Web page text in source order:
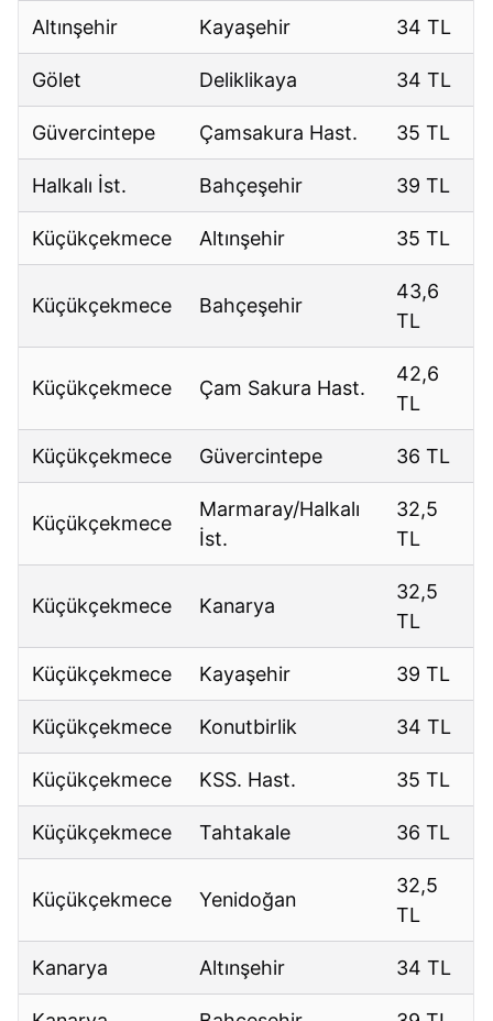
Altınşehir Kayaşehir 34 TL
Gölet Deliklikaya 34 TL
Güvercintepe Çamsakura Hast. 35 TL
Halkalı İst. Bahçeşehir 39 TL
Küçükçekmece Altınşehir 35 TL
Küçükçekmece Bahçeşehir
43,6
TL
Küçükçekmece Çam Sakura Hast.
42,6
TL
Küçükçekmece Güvercintepe 36 TL
Küçükçekmece
Marmaray/Halkalı
İst.
32,5
TL
Küçükçekmece Kanarya
32,5
TL
Küçükçekmece Kayaşehir 39 TL
Küçükçekmece Konutbirlik 34 TL
Küçükçekmece KSS. Hast. 35 TL
Küçükçekmece Tahtakale 36 TL
Küçükçekmece Yenidoğan
32,5
TL
Kanarya Altınşehir 34 TL